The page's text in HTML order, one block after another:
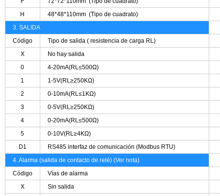
H
48*48*110mm (Tipo de cuadrato)
3. SALIDA
Código
Tipo de salida ( resistencia de carga RL)
X
No hay salida
0
4-20mA(RL≤500Ω)
1
1-5V(RL≥250KΩ)
2
0-10mA(RL≤1KΩ)
3
0-5V(RL≥250KΩ)
4
0-20mA(RL≤500Ω)
5
0-10V(RL≥4KΩ)
D1
RS485 interfaz de comunicación (Modbus RTU)
4. Alarma (salida de contacto de relé)(Ver nota)
Código
Vías de alarma
X
Sin salida